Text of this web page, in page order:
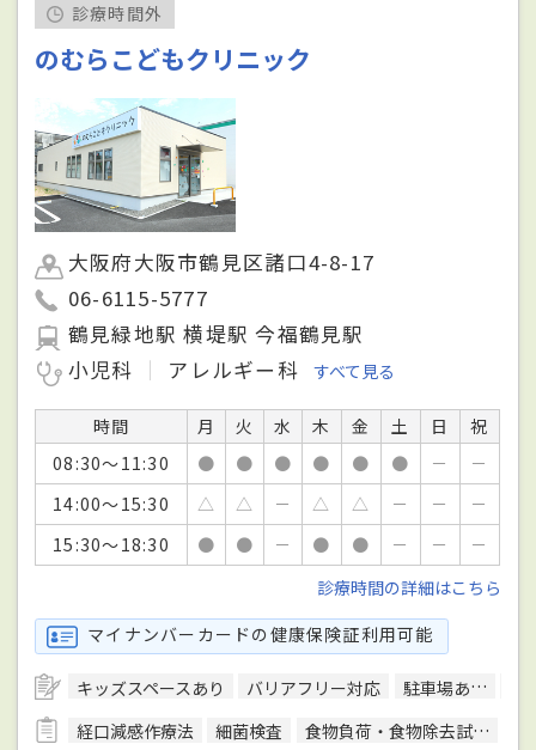
診療時間外
のむらこどもクリニック
大阪府大阪市鶴見区諸口4-8-17
06-6115-5777
鶴見緑地駅 横堤駅 今福鶴見駅
小児科
アレルギー科 すべて見る
時間 月 火 水 木 金 土 日
祝
08:30～11:30
● ● ● ● ● ● －
－
14:00～15:30
△ △ － △ △ － －
－
15:30～18:30
● ● － ● ● － －
－
診療時間の詳細はこちら
マイナンバーカードの健康保険証利用可能
キッズスペースあり バリアフリー対応 駐車場あり
経口減感作療法
細菌検査 食物負荷・食物除去試験